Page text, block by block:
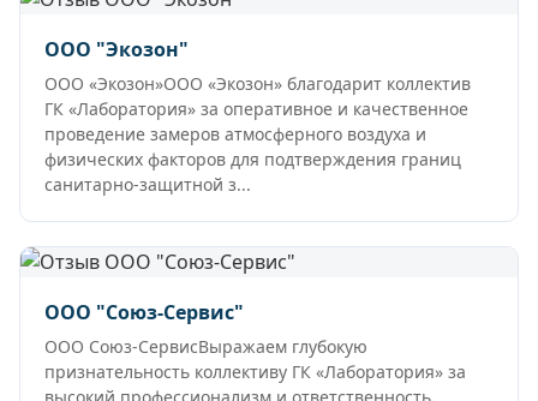
ООО "Экозон"
ООО «Экозон»ООО «Экозон» благодарит коллектив
ГК «Лаборатория» за оперативное и качественное
проведение замеров атмосферного воздуха и
физических факторов для подтверждения границ
санитарно-защитной з...
ООО "Союз-Сервис"
ООО Союз-СервисВыражаем глубокую
признательность коллективу ГК «Лаборатория» за